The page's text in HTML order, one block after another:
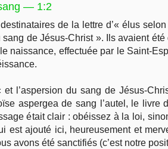
— 1:2
de la lettre d’« élus
sang de Jésus-Christ ». Ils avaient
naissance, effectuée par le Saint-
l’aspersion du sang de Jésus-
aspergea de sang l’autel, le
était clair : obéissez à la loi,
est ajouté ici, heureusement et
avons été sanctifiés (c’est notre